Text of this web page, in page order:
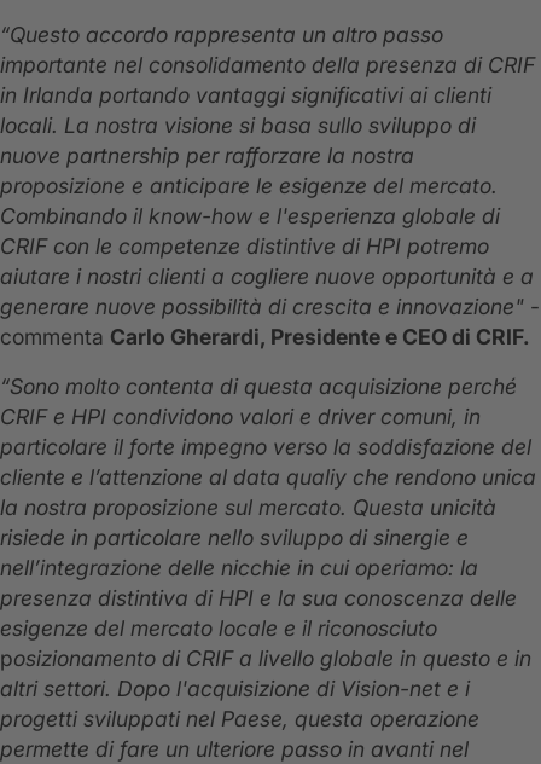
“Questo accordo rappresenta un altro passo
importante nel consolidamento della presenza di CRIF
in Irlanda portando vantaggi significativi ai clienti
locali. La nostra visione si basa sullo sviluppo di
nuove partnership per rafforzare la nostra
proposizione e anticipare le esigenze del mercato.
Combinando il know-how e l'esperienza globale di
CRIF con le competenze distintive di HPI potremo
aiutare i nostri clienti a cogliere nuove opportunità e a
generare nuove possibilità di crescita e innovazione" -
commenta Carlo Gherardi, Presidente e CEO di CRIF.
“Sono molto contenta di questa acquisizione perché
CRIF e HPI condividono valori e driver comuni, in
particolare il forte impegno verso la soddisfazione del
cliente e l’attenzione al data qualiy che rendono unica
la nostra proposizione sul mercato. Questa unicità
risiede in particolare nello sviluppo di sinergie e
nell’integrazione delle nicchie in cui operiamo: la
presenza distintiva di HPI e la sua conoscenza delle
esigenze del mercato locale e il riconosciuto
posizionamento di CRIF a livello globale in questo e in
altri settori. Dopo l'acquisizione di Vision-net e i
progetti sviluppati nel Paese, questa operazione
permette di fare un ulteriore passo in avanti nel